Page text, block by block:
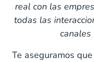
real con las
todas las
canales
Te aseguramos